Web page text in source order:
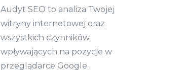
Audyt SEO to analiza Twojej
witryny internetowej oraz
wszystkich czynników
wpływających na pozycje w
przeglądarce Google.